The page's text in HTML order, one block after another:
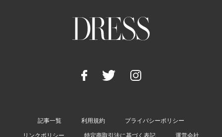
記事一覧 利用規約 プライバシーポリシー
リンクポリシー 特定商取引法に基づく表記 運営会社